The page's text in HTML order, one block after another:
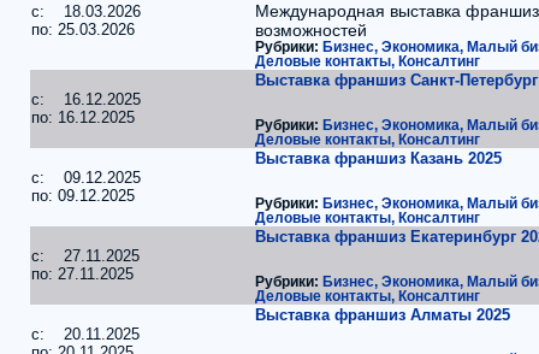
c: 18.03.2026
по: 25.03.2026
Международная выставка
возможностей
Рубрики: Бизнес, Экономика, Малый
Деловые контакты, Консалтинг
c: 16.12.2025
по: 16.12.2025
Выставка франшиз Санкт-Петербург
Рубрики: Бизнес, Экономика, Малый
Деловые контакты, Консалтинг
c: 09.12.2025
по: 09.12.2025
Выставка франшиз Казань 2025
Рубрики: Бизнес, Экономика, Малый
Деловые контакты, Консалтинг
c: 27.11.2025
по: 27.11.2025
Выставка франшиз Екатеринбург
Рубрики: Бизнес, Экономика, Малый
Деловые контакты, Консалтинг
c: 20.11.2025
Выставка франшиз Алматы 2025